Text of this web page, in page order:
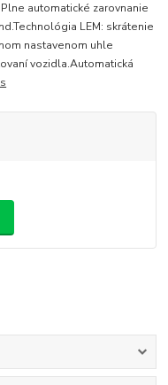
automatické zarovnanie
LEM: skrátenie
nastavenom uhle
vozidla.Automatická